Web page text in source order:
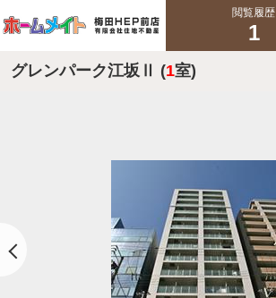
閲覧履歴
1
グレンパーク江坂Ⅱ (1室)